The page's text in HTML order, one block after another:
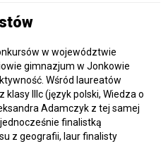
w województwie
gimnazjum w Jonkowie
Wśród laureatów
klasy IIIc (język polski, Wiedza o
Adamczyk z tej samej
finalistką
z geografii, laur finalisty